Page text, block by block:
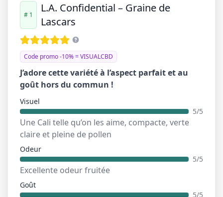
# 1
L.A. Confidential – Graine de
Lascars
Code promo -10% = VISUALCBD
J’adore cette variété à l’aspect parfait et au
goût hors du commun !
Visuel
5/5
Une Cali telle qu’on les aime, compacte, verte
claire et pleine de pollen
Odeur
5/5
Excellente odeur fruitée
Goût
5/5